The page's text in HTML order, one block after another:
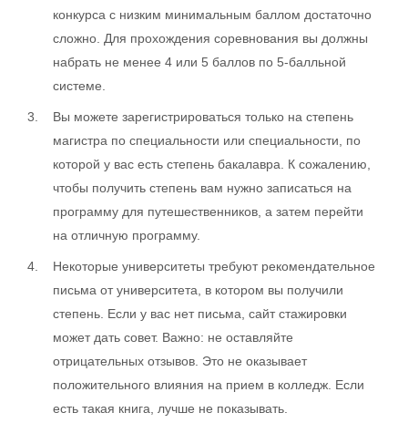
конкурса с низким минимальным баллом достаточно
сложно. Для прохождения соревнования вы должны
набрать не менее 4 или 5 баллов по 5-балльной
системе.
Вы можете зарегистрироваться только на степень
магистра по специальности или специальности, по
которой у вас есть степень бакалавра. К сожалению,
чтобы получить степень вам нужно записаться на
программу для путешественников, а затем перейти
на отличную программу.
Некоторые университеты требуют рекомендательное
письма от университета, в котором вы получили
степень. Если у вас нет письма, сайт стажировки
может дать совет. Важно: не оставляйте
отрицательных отзывов. Это не оказывает
положительного влияния на прием в колледж. Если
есть такая книга, лучше не показывать.